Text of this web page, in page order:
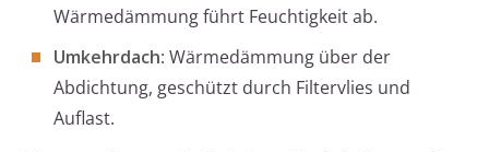
Wärmedämmung führt Feuchtigkeit ab.
Umkehrdach: Wärmedämmung über der
Abdichtung, geschützt durch Filtervlies und
Auflast.